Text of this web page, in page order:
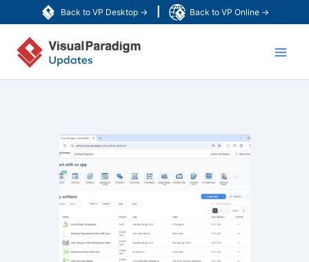
Back to VP Desktop → Back to VP Online →
至